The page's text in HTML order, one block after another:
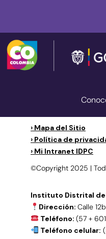
› Mapa del Sitio
› Política de
› Mi Intranet IDPC
©Copyright 2025 |
Instituto Distrital de
Dirección: Calle
Teléfono: (57 +
Teléfono celular: